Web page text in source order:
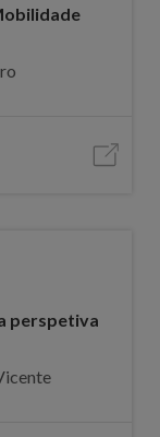
perspetiva